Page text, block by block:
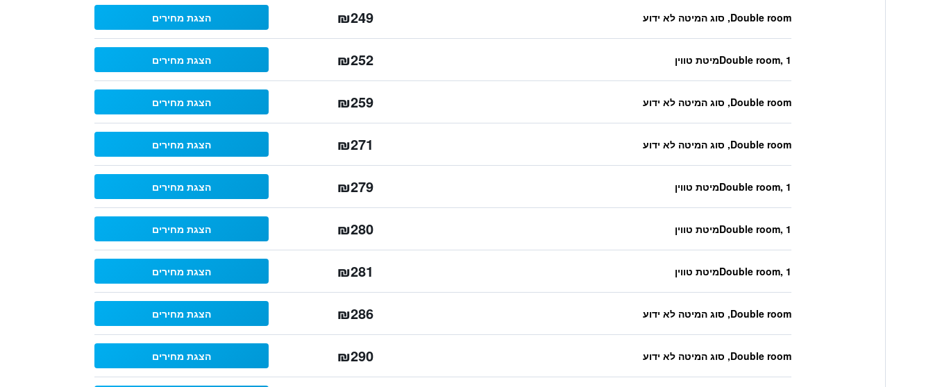
Double room, סוג המיטה לא ידוע ₪249 הצגת מחירים
Double room, 1מיטת טווין ₪252 הצגת מחירים
Double room, סוג המיטה לא ידוע ₪259 הצגת מחירים
Double room, סוג המיטה לא ידוע ₪271 הצגת מחירים
Double room, 1מיטת טווין ₪279 הצגת מחירים
Double room, 1מיטת טווין ₪280 הצגת מחירים
Double room, 1מיטת טווין ₪281 הצגת מחירים
Double room, סוג המיטה לא ידוע ₪286 הצגת מחירים
Double room, סוג המיטה לא ידוע ₪290 הצגת מחירים